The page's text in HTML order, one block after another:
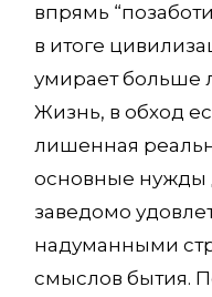
впрямь
в итоге
умирает больше
Жизнь, в обход
лишенная
основные нужды
заведомо
надуманными
смыслов бытия.